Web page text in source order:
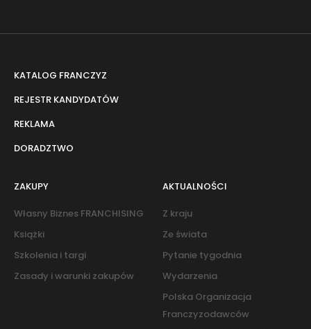
KATALOG FRANCZYZ
REJESTR KANDYDATÓW
REKLAMA
DORADZTWO
ZAKUPY
Własny Biznes FRANCHISING
Książki
Szkolenia i targi
Zasady i warunki zakupów
AKTUALNOŚCI
Z kraju
Ze świata
Pytanie tygodnia
Wydarzenia
Polska Organizacja
Franczyzodawców